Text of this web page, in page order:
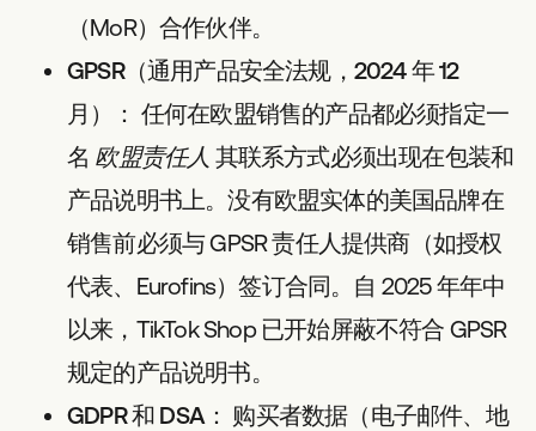
（MoR）合作伙伴。
GPSR（通用产品安全法规，2024 年 12
月）： 任何在欧盟销售的产品都必须指定一
名 欧盟责任人 其联系方式必须出现在包装和
产品说明书上。没有欧盟实体的美国品牌在
销售前必须与 GPSR 责任人提供商（如授权
代表、Eurofins）签订合同。自 2025 年年中
以来，TikTok Shop 已开始屏蔽不符合 GPSR
规定的产品说明书。
GDPR 和 DSA： 购买者数据（电子邮件、地